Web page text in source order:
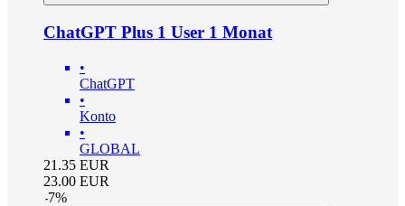
ChatGPT Plus 1 User 1 Monat
•
ChatGPT
•
Konto
•
GLOBAL
21.35 EUR
23.00 EUR
-7%